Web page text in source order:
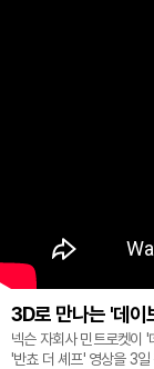
3D로 만나는 '데이
넥슨 자회사 민트로켓이
'반쵸 더 셰프' 영상을 3일